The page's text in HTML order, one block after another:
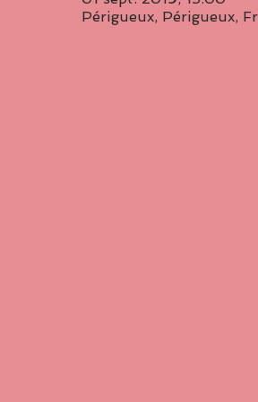
Périgueux, Périgueux,